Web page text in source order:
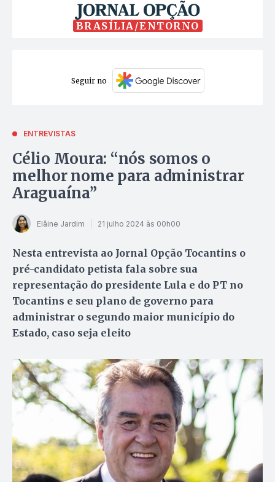
BRASÍLIA/ENTORNO
Seguir no
ENTREVISTAS
Célio Moura: “nós somos o
melhor nome para administrar
Araguaína”
Elâine Jardim 21 julho 2024 às 00h00
Nesta entrevista ao Jornal Opção Tocantins o
pré-candidato petista fala sobre sua
representação do presidente Lula e do PT no
Tocantins e seu plano de governo para
administrar o segundo maior município do
Estado, caso seja eleito